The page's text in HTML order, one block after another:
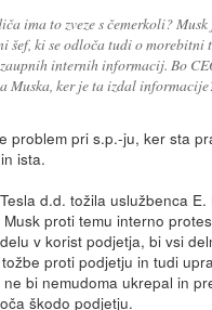
ima to zveze s čemerkoli?
šef, ki se odloča tudi o morebitni
internih informacij. Bo
Muska, ker je ta izdal
problem pri s.p.-ju, ker sta
ista.
d.d. tožila uslužbenca
proti temu interno
v korist podjetja, bi vsi
proti podjetju in tudi
bi nemudoma ukrepal in
škodo podjetju.